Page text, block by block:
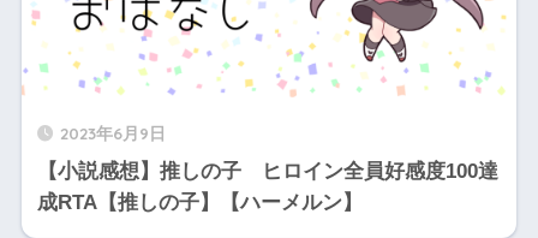
2023年6月9日
【小説感想】推しの子 ヒロイン全員好感度100達
成RTA【推しの子】【ハーメルン】